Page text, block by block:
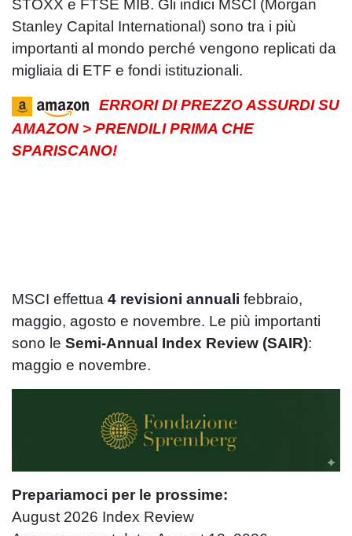
STOXX e FTSE MIB. Gli indici MSCI (Morgan
Stanley Capital International) sono tra i più
importanti al mondo perché vengono replicati da
migliaia di ETF e fondi istituzionali.
ERRORI DI PREZZO ASSURDI SU
AMAZON > PRENDILI PRIMA CHE
SPARISCANO!
MSCI effettua 4 revisioni annuali febbraio,
maggio, agosto e novembre. Le più importanti
sono le Semi-Annual Index Review (SAIR):
maggio e novembre.
Prepariamoci per le prossime:
August 2026 Index Review